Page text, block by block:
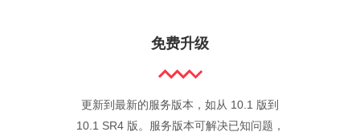
免费升级
更新到最新的服务版本，如从 10.1 版到
10.1 SR4 版。服务版本可解决已知问题，